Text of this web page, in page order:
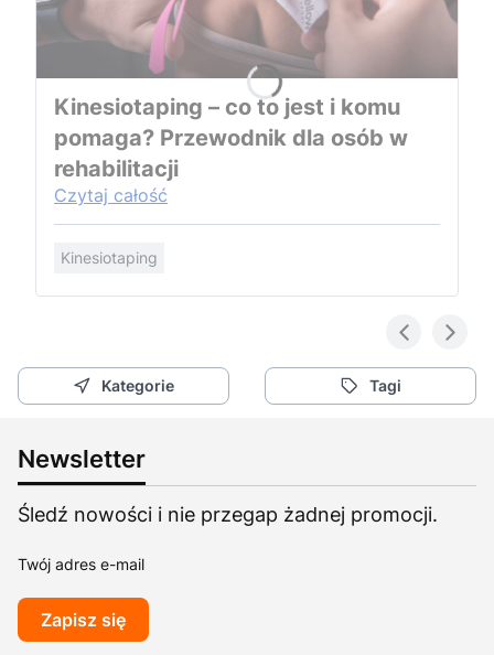
Kinesiotaping – co to jest i komu
pomaga? Przewodnik dla osób w
rehabilitacji
Czytaj całość
Kinesiotaping
Kategorie Tagi
Newsletter
Śledź nowości i nie przegap żadnej promocji.
Twój adres e-mail
Zapisz się